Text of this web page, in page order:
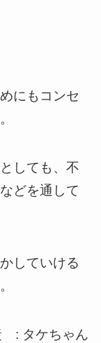
にもコンセ
しても、不
どを通して
していける
: タケちゃん